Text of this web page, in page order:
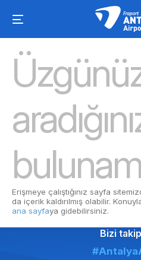
Erişmeye çalıştığınız sayfa
da içerik kaldırılmış olabilir.
ana sayfaya gidebilirsiniz.
Bizi